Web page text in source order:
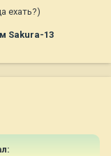
ехать?)
Sakura-13